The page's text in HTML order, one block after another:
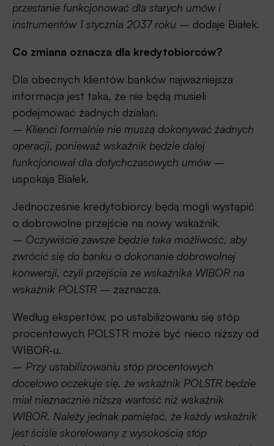
przestanie funkcjonować dla starych umów i
instrumentów 1 stycznia 2037 roku – dodaje Białek.
Co zmiana oznacza dla kredytobiorców?
Dla obecnych klientów banków najważniejsza
informacja jest taka, że nie będą musieli
podejmować żadnych działań.
– Klienci formalnie nie muszą dokonywać żadnych
operacji, ponieważ wskaźnik będzie dalej
funkcjonował dla dotychczasowych umów –
uspokaja Białek.
Jednocześnie kredytobiorcy będą mogli wystąpić
o dobrowolne przejście na nowy wskaźnik.
– Oczywiście zawsze będzie taka możliwość, aby
zwrócić się do banku o dokonanie dobrowolnej
konwersji, czyli przejścia ze wskaźnika WIBOR na
wskaźnik POLSTR – zaznacza.
Według ekspertów, po ustabilizowaniu się stóp
procentowych POLSTR może być nieco niższy od
WIBOR-u.
– Przy ustabilizowaniu stóp procentowych
docelowo oczekuje się, że wskaźnik POLSTR będzie
miał nieznacznie niższą wartość niż wskaźnik
WIBOR. Należy jednak pamiętać, że każdy wskaźnik
jest ściśle skorelowany z wysokością stóp